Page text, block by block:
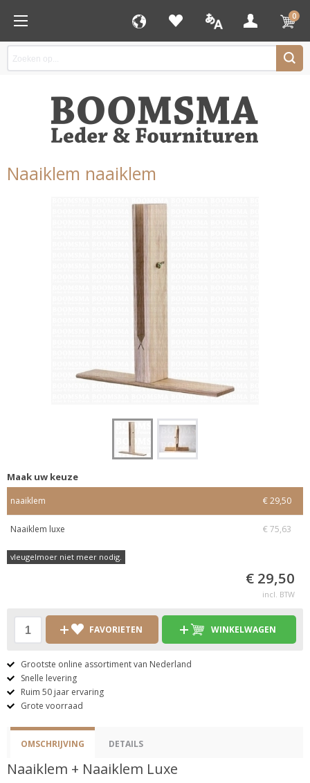
0
Naaiklem naaiklem
Maak uw keuze
naaiklem € 29,50
Naaiklem luxe € 75,63
vleugelmoer niet meer nodig.
€ 29,50
incl. BTW
FAVORIETEN WINKELWAGEN
Grootste online assortiment van Nederland
Snelle levering
Ruim 50 jaar ervaring
Grote voorraad
OMSCHRIJVING DETAILS
Naaiklem + Naaiklem Luxe